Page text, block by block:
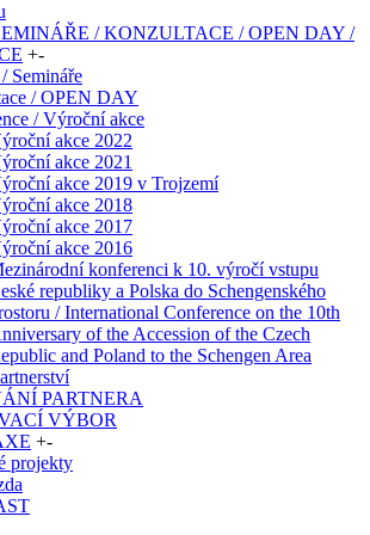
/ KONZULTACE / OPEN DAY /
+-
Semináře
/ OPEN DAY
/ Výroční akce
akce 2022
akce 2021
akce 2019 v Trojzemí
akce 2018
akce 2017
akce 2016
konferenci k 10. výročí vstupu
republiky a Polska do Schengenského
/ International Conference on the 10th
of the Accession of the Czech
and Poland to the Schengen Area
PARTNERA
VÝBOR
+-
projekty